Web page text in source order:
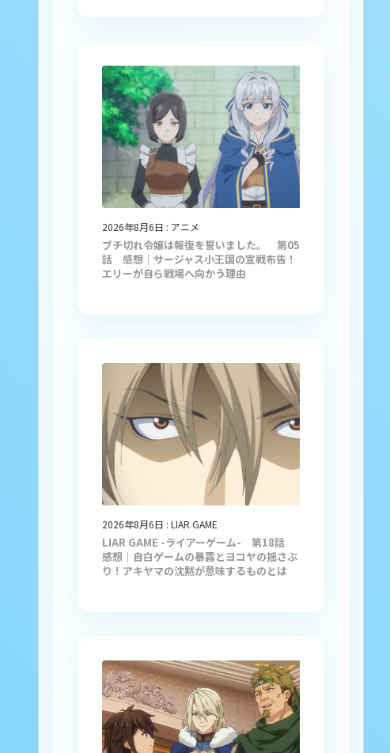
2026年8月6日 : アニメ
ブチ切れ令嬢は報復を誓いました。 第05
話 感想｜サージャス小王国の宣戦布告！
エリーが自ら戦場へ向かう理由
2026年8月6日 : LIAR GAME
LIAR GAME -ライアーゲーム- 第18話
感想｜自白ゲームの暴露とヨコヤの揺さぶ
り！アキヤマの沈黙が意味するものとは